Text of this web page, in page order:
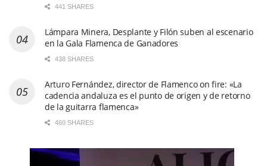
441 SHARES
Lámpara Minera, Desplante y Filón suben al escenario
en la Gala Flamenca de Ganadores
438 SHARES
Arturo Fernández, director de Flamenco on fire: «La
cadencia andaluza es el punto de origen y de retorno
de la guitarra flamenca»
460 SHARES